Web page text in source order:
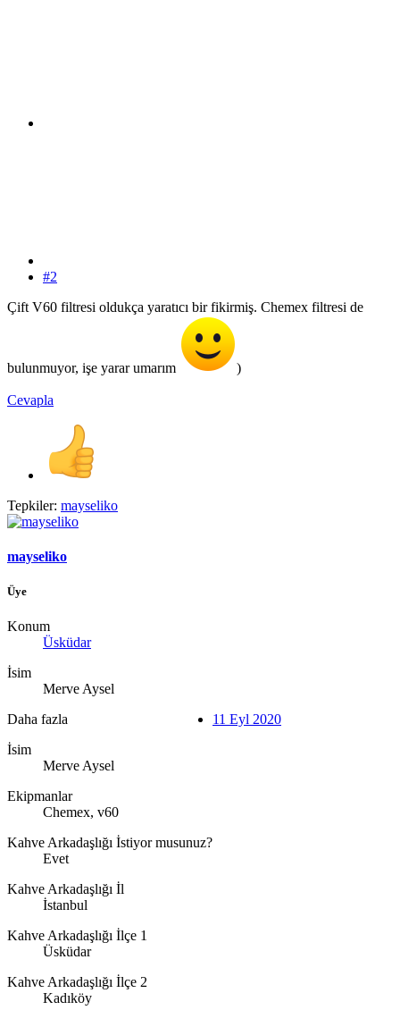
#2
Çift V60 filtresi oldukça yaratıcı bir fikirmiş. Chemex filtresi de
bulunmuyor, işe yarar umarım )
Cevapla
Tepkiler: mayseliko
mayseliko
Üye
Konum
Üsküdar
İsim
Merve Aysel
Daha fazla
İsim
Merve Aysel
Ekipmanlar
Chemex, v60
Kahve Arkadaşlığı İstiyor musunuz?
Evet
Kahve Arkadaşlığı İl
İstanbul
Kahve Arkadaşlığı İlçe 1
Üsküdar
Kahve Arkadaşlığı İlçe 2
Kadıköy
11 Eyl 2020